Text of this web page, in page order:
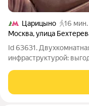
Царицыно
16 мин.
Москва,улица
Id 63631.
инфраструктурой:
этой квартире годами
из ключевых